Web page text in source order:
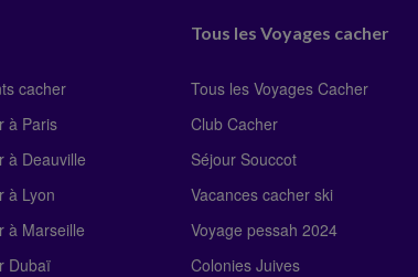
cacher
à Paris
à Deauville
à Lyon
à Marseille
Dubaï
Tous les Voyages cacher
Tous les Voyages Cacher
Club Cacher
Séjour Souccot
Vacances cacher ski
Voyage pessah 2024
Colonies Juives